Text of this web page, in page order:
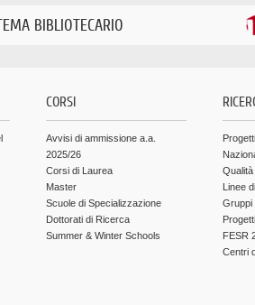
BIBLIOTECARIO
CORSI
Avvisi di ammissione a.a.
2025/26
Corsi di Laurea
Master
Scuole di Specializzazione
Dottorati di Ricerca
Summer & Winter Schools
Linee
Gruppi
FESR
Centri